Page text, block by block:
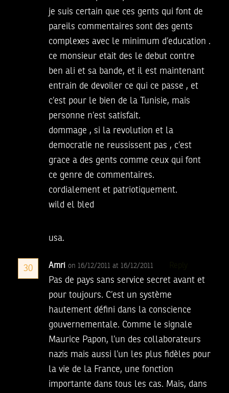
je suis certain que ces gents qui font de
pareils commentaires sont des gents
complexes avec le minimum d’education .
ce monsieur etait des le debut contre
ben ali et sa bande, et il est maintenant
entrain de devoiler ce qui ce passe , et
c’est pour le bien de la Tunisie, mais
personne n’est satisfait.
dommage , si la revolution et la
democratie ne reussissent pas , c’est
grace a des gents comme ceux qui font
ce genre de commentaires.
cordialement et patriotiquement.
wild el bled
usa.
30 Amri on 16/12/2011 at 16/12/2011
Pas de pays sans service secret avant et
pour toujours. C’est un système
hautement défini dans la conscience
gouvernementale. Comme le signale
Maurice Papon, l’un des collaborateurs
nazis mais aussi l’un les plus fidèles pour
la vie de la France, une fonction
importante dans tous les cas. Mais, dans